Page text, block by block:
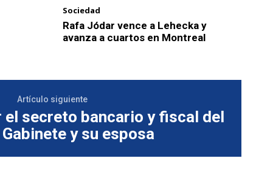
Sociedad
Rafa Jódar vence a Lehecka y
avanza a cuartos en Montreal
Artículo siguiente
el secreto bancario y fiscal del
y su esposa